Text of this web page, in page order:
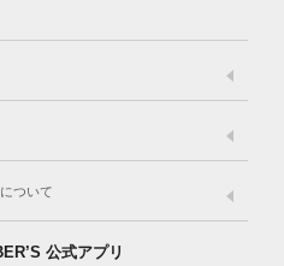
Facebook
ついて
プライバシーポリシー
公式アプリ